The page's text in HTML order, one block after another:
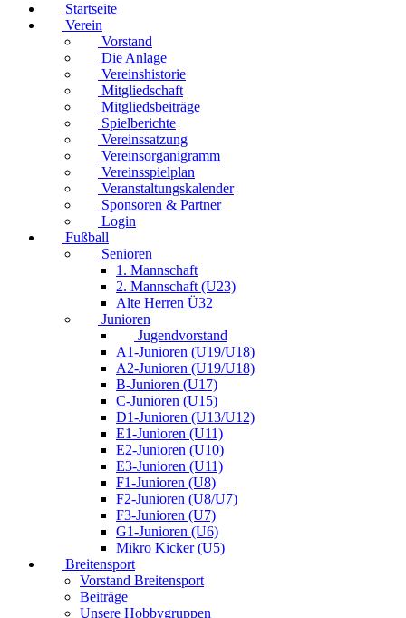
Startseite
Verein
Vorstand
Die Anlage
Vereinshistorie
Mitgliedschaft
Mitgliedsbeiträge
Spielberichte
Vereinssatzung
Vereinsorganigramm
Vereinsspielplan
Veranstaltungskalender
Sponsoren & Partner
Login
Fußball
Senioren
1. Mannschaft
2. Mannschaft (U23)
Alte Herren Ü32
Junioren
Jugendvorstand
A1-Junioren (U19/U18)
A2-Junioren (U19/U18)
B-Junioren (U17)
C-Junioren (U15)
D1-Junioren (U13/U12)
E1-Junioren (U11)
E2-Junioren (U10)
E3-Junioren (U11)
F1-Junioren (U8)
F2-Junioren (U8/U7)
F3-Junioren (U7)
G1-Junioren (U6)
Mikro Kicker (U5)
Breitensport
Vorstand Breitensport
Beiträge
Unsere Hobbygruppen